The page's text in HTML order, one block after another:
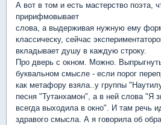
А вот в том и есть мастерство поэта,
пририфмовывает
слова, а выдерживая нужную ему
классическу, сейчас
вкладывает душу в каждую строку.
Про дверь с окном. Можно.
буквальном смысле - если порог
как метафору взяла..у группы
песня "Тутанхамон", а в ней слова "Я
всегда выходила в окно". И там речь
здравого смысла. А я говорила об